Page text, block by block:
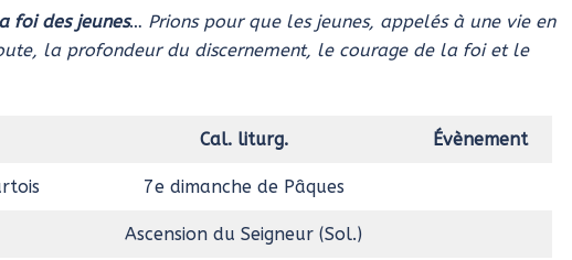
foi des jeunes… Prions pour que les jeunes, appelés à une vie en
la profondeur du discernement, le courage de la foi et le
Cal. liturg. Évènement
7e dimanche de Pâques
Ascension du Seigneur (Sol.)